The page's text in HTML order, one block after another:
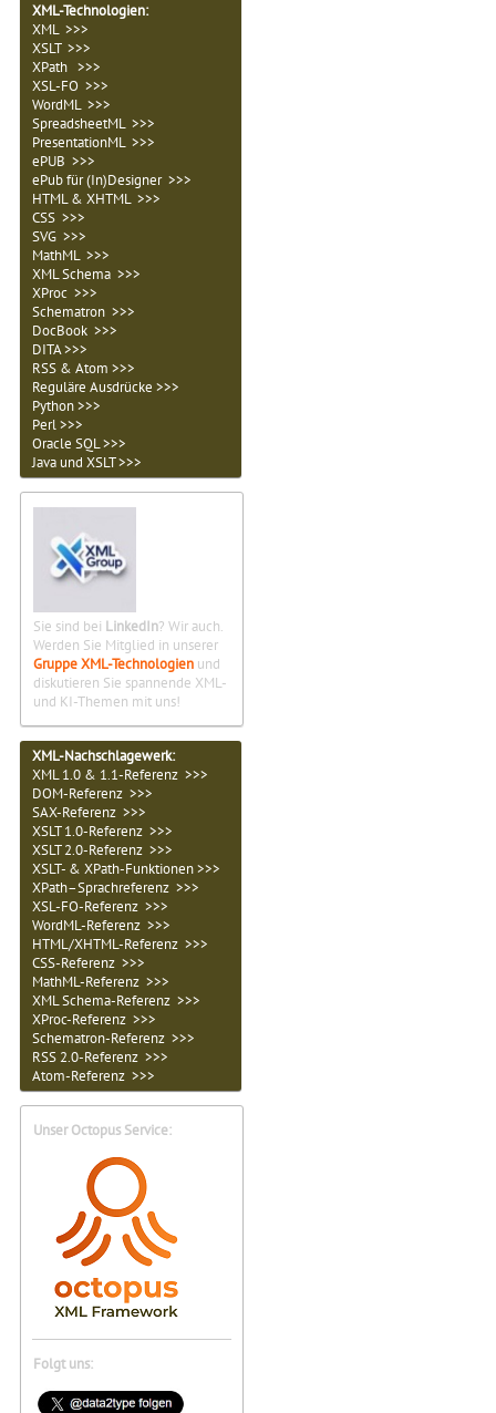
XML-Technologien:
XML >>>
XSLT >>>
XPath >>>
XSL-FO >>>
WordML >>>
SpreadsheetML >>>
PresentationML >>>
ePUB >>>
ePub für (In)Designer >>>
HTML & XHTML >>>
CSS >>>
SVG >>>
MathML >>>
XML Schema >>>
XProc >>>
Schematron >>>
DocBook >>>
DITA >>>
RSS & Atom >>>
Reguläre Ausdrücke >>>
Python >>>
Perl >>>
Oracle SQL >>>
Java und XSLT >>>
Sie sind bei LinkedIn? Wir auch.
Werden Sie Mitglied in unserer
Gruppe XML-Technologien und
diskutieren Sie spannende XML-
und KI-Themen mit uns!
XML-Nachschlagewerk:
XML 1.0 & 1.1-Referenz >>>
DOM-Referenz >>>
SAX-Referenz >>>
XSLT 1.0-Referenz >>>
XSLT 2.0-Referenz >>>
XSLT- & XPath-Funktionen >>>
XPath–Sprachreferenz >>>
XSL-FO-Referenz >>>
WordML-Referenz >>>
HTML/XHTML-Referenz >>>
CSS-Referenz >>>
MathML-Referenz >>>
XML Schema-Referenz >>>
XProc-Referenz >>>
Schematron-Referenz >>>
RSS 2.0-Referenz >>>
Atom-Referenz >>>
Unser Octopus Service:
Folgt uns: